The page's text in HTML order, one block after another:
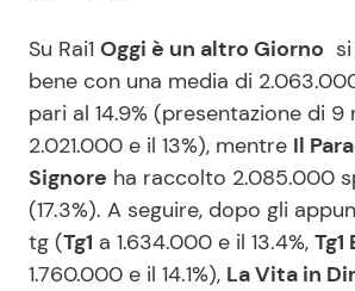
Su Rai1 Oggi è un altro Giorno
bene con una media di
pari al 14.9% (presentazione di 9
2.021.000 e il 13%), mentre Il
Signore ha raccolto 2.085.000
(17.3%). A seguire, dopo gli
tg (Tg1 a 1.634.000 e il 13.4%,
1.760.000 e il 14.1%), La Vita in